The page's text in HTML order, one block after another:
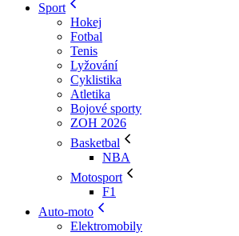
Sport
Hokej
Fotbal
Tenis
Lyžování
Cyklistika
Atletika
Bojové sporty
ZOH 2026
Basketbal
NBA
Motosport
F1
Auto-moto
Elektromobily